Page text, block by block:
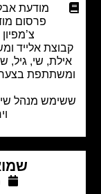
מודעת אבל
פרסום מודעת
צ’מפיון מוטורס
אלייד ומשפחת
שי, גיל, שוקי
בצערה על
מנהל שירות
ויחסר
שמואל
מאי 16, 2024